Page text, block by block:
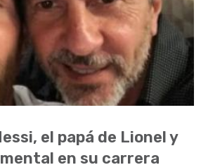
el papá de Lionel y
en su carrera